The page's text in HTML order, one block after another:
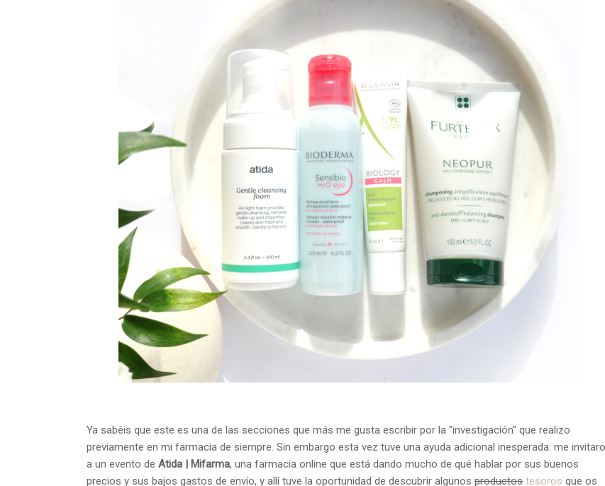
Ya sabéis que este es una de las secciones que más me gusta escribir por la "investigación" que realizo
previamente en mi farmacia de siempre. Sin embargo esta vez tuve una ayuda adicional inesperada: me
a un evento de Atida | Mifarma, una farmacia online que está dando mucho de qué hablar por sus buenos
precios y sus bajos gastos de envío, y allí tuve la oportunidad de descubrir algunos productos tesoros que os